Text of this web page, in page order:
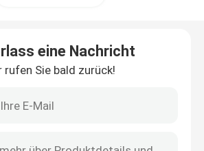
für Kran
eine Nachricht
rufen Sie bald zurück!